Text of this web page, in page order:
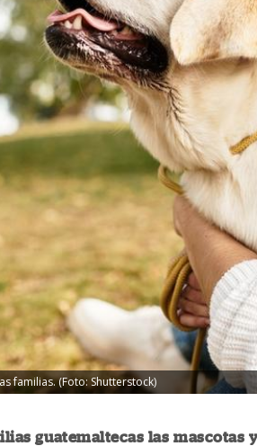
familias. (Foto: Shutterstock)
guatemaltecas las mascotas